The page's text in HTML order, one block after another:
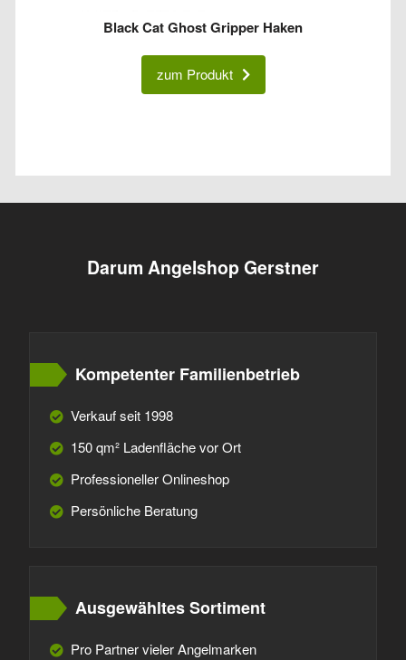
Black Cat Ghost Gripper Haken
zum Produkt
Darum Angelshop Gerstner
Kompetenter Familienbetrieb
Verkauf seit 1998
150 qm² Ladenfläche vor Ort
Professioneller Onlineshop
Persönliche Beratung
Ausgewähltes Sortiment
Pro Partner vieler Angelmarken